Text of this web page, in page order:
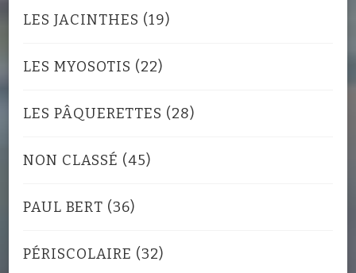
LES JACINTHES (19)
LES MYOSOTIS (22)
LES PÂQUERETTES (28)
NON CLASSÉ (45)
PAUL BERT (36)
PÉRISCOLAIRE (32)